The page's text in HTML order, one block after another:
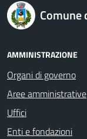
logo Unione Europea
Comune
AMMINISTRAZIONE
Organi di governo
Aree amministrative
Uffici
Enti e fondazioni